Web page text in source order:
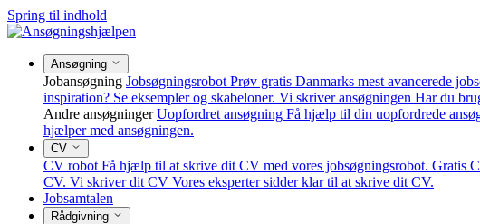
Spring til indhold
Ansøgning
Jobansøgning Jobsøgningsrobot Prøv gratis Danmarks mest avancerede
inspiration? Se eksempler og skabeloner. Vi skriver ansøgningen Har du
Andre ansøgninger Uopfordret ansøgning Få hjælp til din uopfordrede
hjælper med ansøgningen.
CV
CV robot Få hjælp til at skrive dit CV med vores jobsøgningsrobot. Gratis
CV. Vi skriver dit CV Vores eksperter sidder klar til at skrive dit CV.
Jobsamtalen
Rådgivning